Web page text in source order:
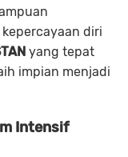
diri
yang tepat
impian menjadi
Intensif